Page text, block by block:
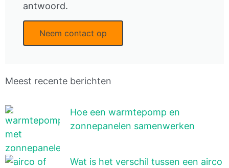
antwoord.
Neem contact op
Meest recente berichten
Hoe een warmtepomp en
zonnepanelen samenwerken
Wat is het verschil tussen een airco